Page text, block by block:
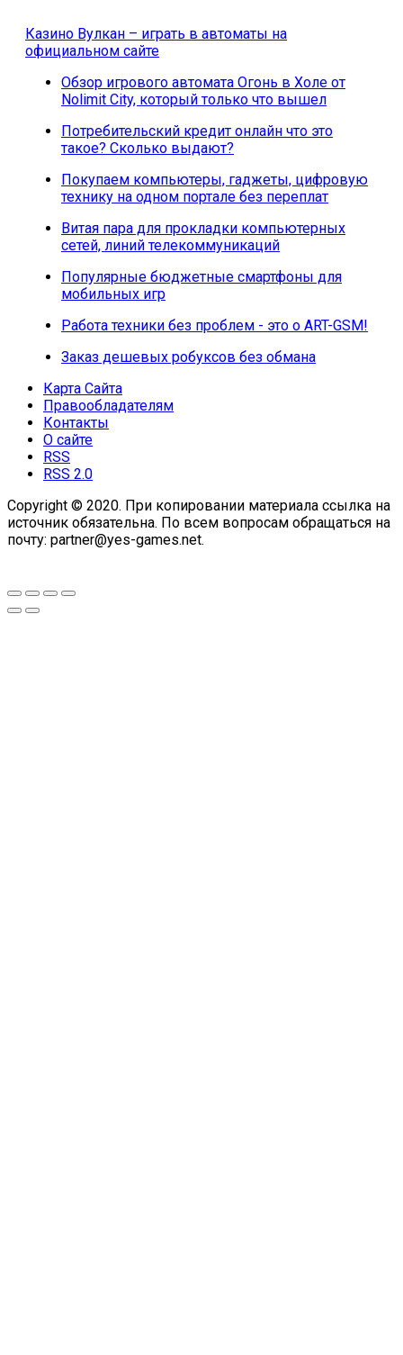
Казино Вулкан – играть в автоматы на
официальном сайте
Обзор игрового автомата Огонь в Холе от
Nolimit City, который только что вышел
Потребительский кредит онлайн что это
такое? Сколько выдают?
Покупаем компьютеры, гаджеты, цифровую
технику на одном портале без переплат
Витая пара для прокладки компьютерных
сетей, линий телекоммуникаций
Популярные бюджетные смартфоны для
мобильных игр
Работа техники без проблем - это о ART-GSM!
Заказ дешевых робуксов без обмана
Карта Сайта
Правообладателям
Контакты
О сайте
RSS
RSS 2.0
Copyright © 2020. При копировании материала ссылка на
источник обязательна. По всем вопросам обращаться на
почту: partner@yes-games.net.